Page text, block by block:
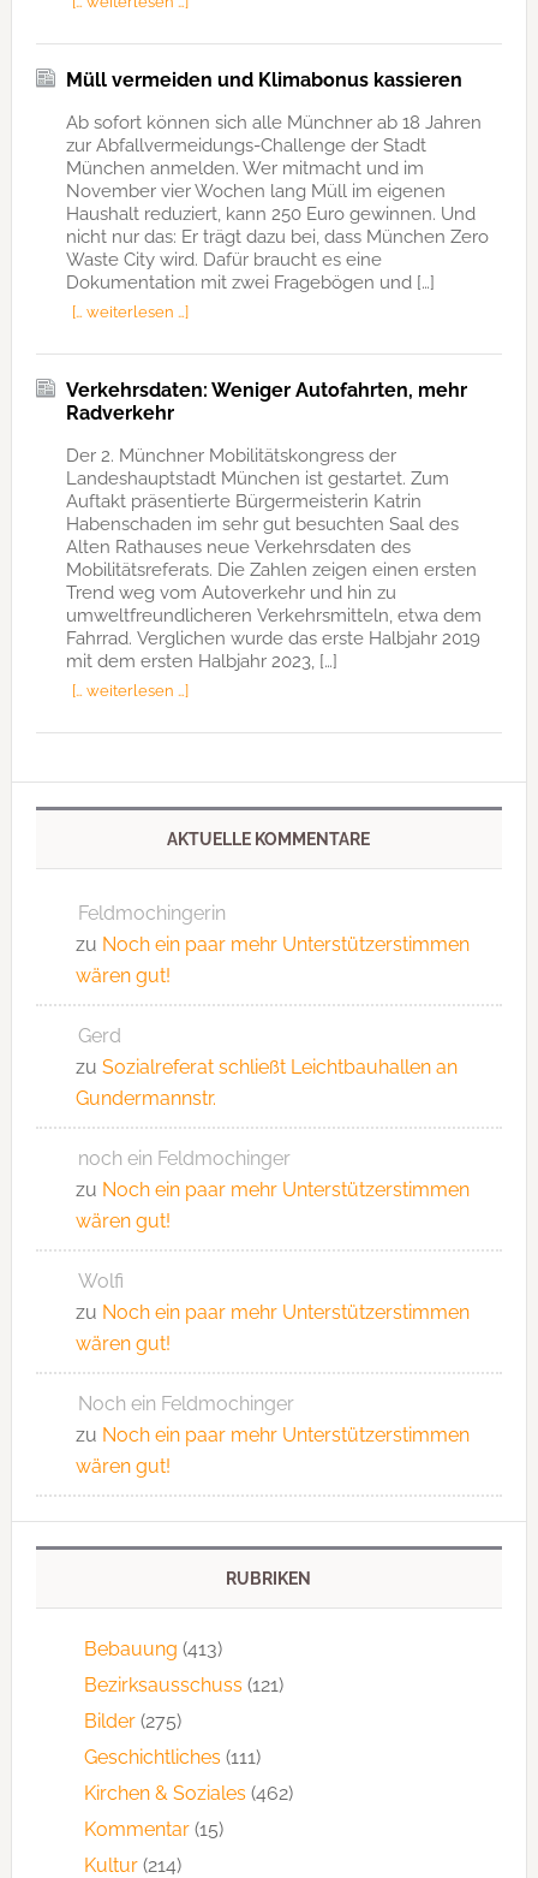
Müll vermeiden und Klimabonus kassieren
Ab sofort können sich alle Münchner ab 18 Jahren
zur Abfallvermeidungs-Challenge der Stadt
München anmelden. Wer mitmacht und im
November vier Wochen lang Müll im eigenen
Haushalt reduziert, kann 250 Euro gewinnen. Und
nicht nur das: Er trägt dazu bei, dass München Zero
Waste City wird. Dafür braucht es eine
Dokumentation mit zwei Fragebögen und […]
[… weiterlesen …]
Verkehrsdaten: Weniger Autofahrten, mehr
Radverkehr
Der 2. Münchner Mobilitätskongress der
Landeshauptstadt München ist gestartet. Zum
Auftakt präsentierte Bürgermeisterin Katrin
Habenschaden im sehr gut besuchten Saal des
Alten Rathauses neue Verkehrsdaten des
Mobilitätsreferats. Die Zahlen zeigen einen ersten
Trend weg vom Autoverkehr und hin zu
umweltfreundlicheren Verkehrsmitteln, etwa dem
Fahrrad. Verglichen wurde das erste Halbjahr 2019
mit dem ersten Halbjahr 2023, […]
[… weiterlesen …]
AKTUELLE KOMMENTARE
Feldmochingerin
zu Noch ein paar mehr Unterstützerstimmen
wären gut!
Gerd
zu Sozialreferat schließt Leichtbauhallen an
Gundermannstr.
noch ein Feldmochinger
zu Noch ein paar mehr Unterstützerstimmen
wären gut!
Wolfi
zu Noch ein paar mehr Unterstützerstimmen
wären gut!
Noch ein Feldmochinger
zu Noch ein paar mehr Unterstützerstimmen
wären gut!
RUBRIKEN
Bebauung (413)
Bezirksausschuss (121)
Bilder(275)
Geschichtliches (111)
Kirchen & Soziales (462)
Kommentar(15)
Kultur(214)